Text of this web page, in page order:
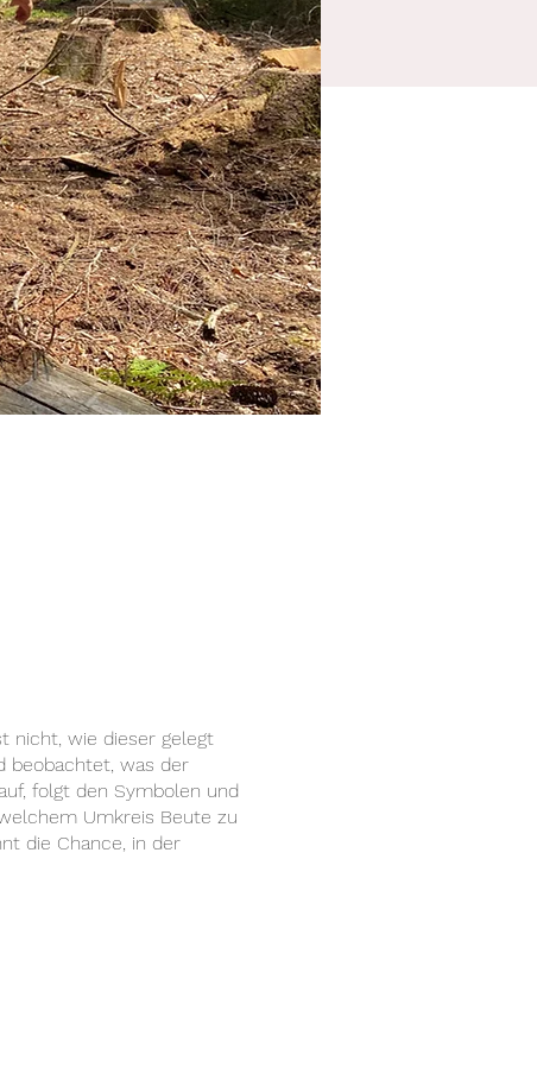
nicht, wie dieser gelegt
beobachtet, was der
folgt den Symbolen und
Umkreis Beute zu
die Chance, in der